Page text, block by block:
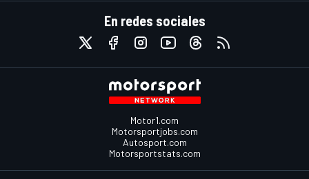
En redes sociales
Motor1.com
Motorsportjobs.com
Autosport.com
Motorsportstats.com